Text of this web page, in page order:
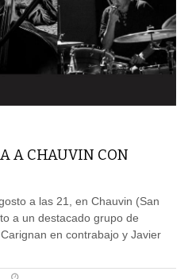
A CHAUVIN CON
a las 21, en Chauvin (San
a un destacado grupo de
en contrabajo y Javier